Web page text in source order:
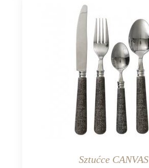
Sztućce CANVAS